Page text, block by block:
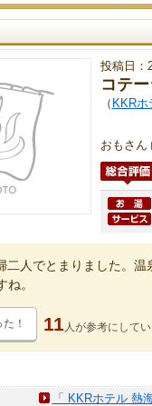
投稿日：
コテ
（ KKRホ
おもさん
二人でとまりました。温
ね。
！ 11 人が参考にして
「 KKRホテル 熱